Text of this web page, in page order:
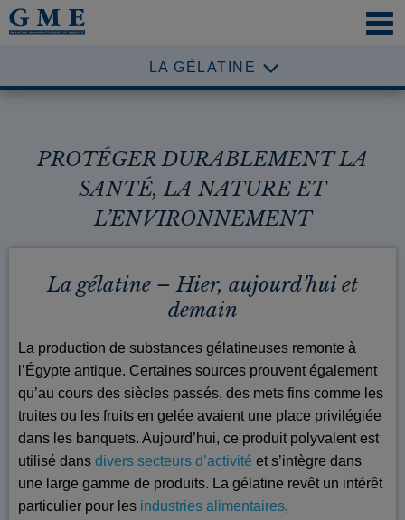
LA GÉLATINE
PROTÉGER DURABLEMENT LA
SANTÉ, LA NATURE ET
L’ENVIRONNEMENT
La gélatine – Hier, aujourd’hui et
demain
La production de substances gélatineuses remonte à
l’Égypte antique. Certaines sources prouvent également
qu’au cours des siècles passés, des mets fins comme les
truites ou les fruits en gelée avaient une place privilégiée
dans les banquets. Aujourd’hui, ce produit polyvalent est
utilisé dans divers secteurs d’activité et s’intègre dans
une large gamme de produits. La gélatine revêt un intérêt
particulier pour les industries alimentaires,